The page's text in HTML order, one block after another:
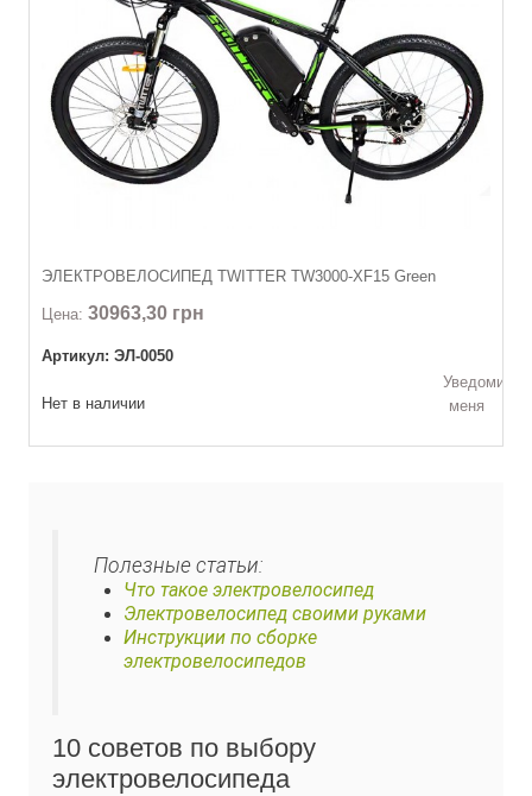
ЭЛЕКТРОВЕЛОСИПЕД TWITTER TW3000-XF15 Green
Цена: 30963,30 грн
Уведомить
меня
Артикул: ЭЛ-0050
Нет в наличии
Полезные статьи:
Что такое электровелосипед
Электровелосипед своими руками
Инструкции по сборке
электровелосипедов
10 советов по выбору
электровелосипеда